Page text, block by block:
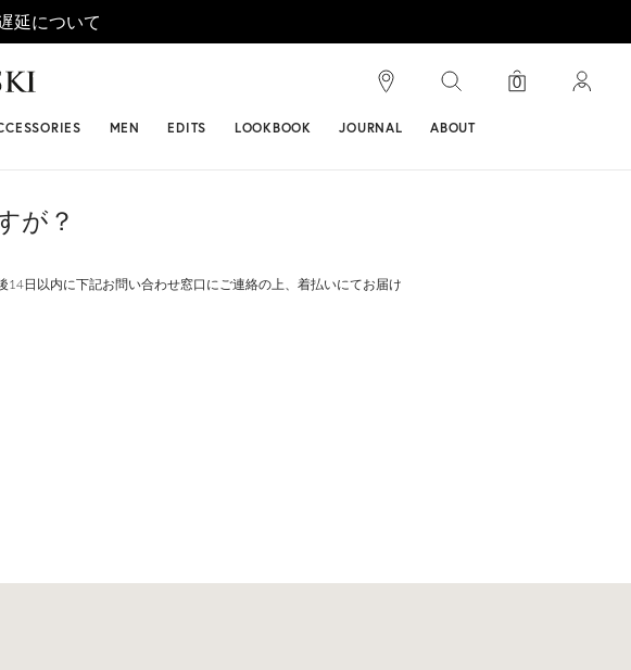
延について
カ 0
MEN EDITS LOOKBOOK JOURNAL ABOUT
が？
日以内に下記お問い合わせ窓口にご連絡の上、着払いにてお届け